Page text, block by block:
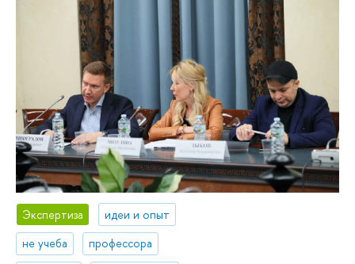
Экспертиза
идеи и опыт
не учеба
профессора